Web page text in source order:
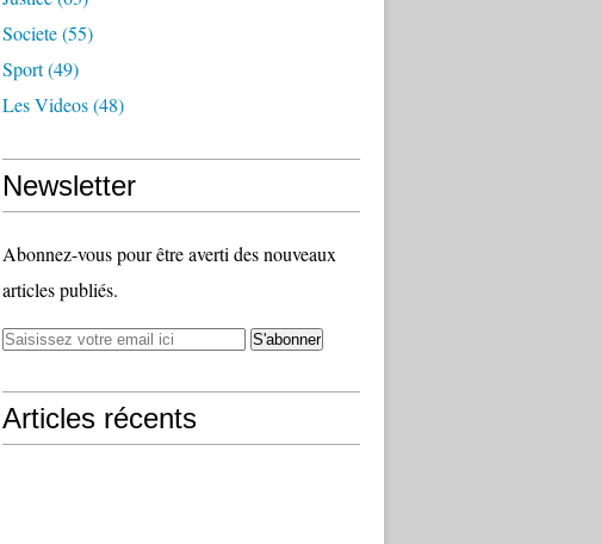
Societe(55)
Sport(49)
Les Videos(48)
Newsletter
Abonnez-vous pour être averti des nouveaux
articles publiés.
Articles récents